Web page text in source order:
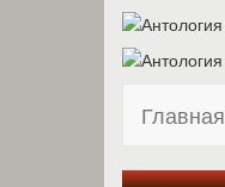
Главная